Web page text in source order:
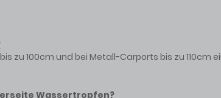
zu 100cm und bei Metall-Carports bis zu 110cm
Wassertropfen?